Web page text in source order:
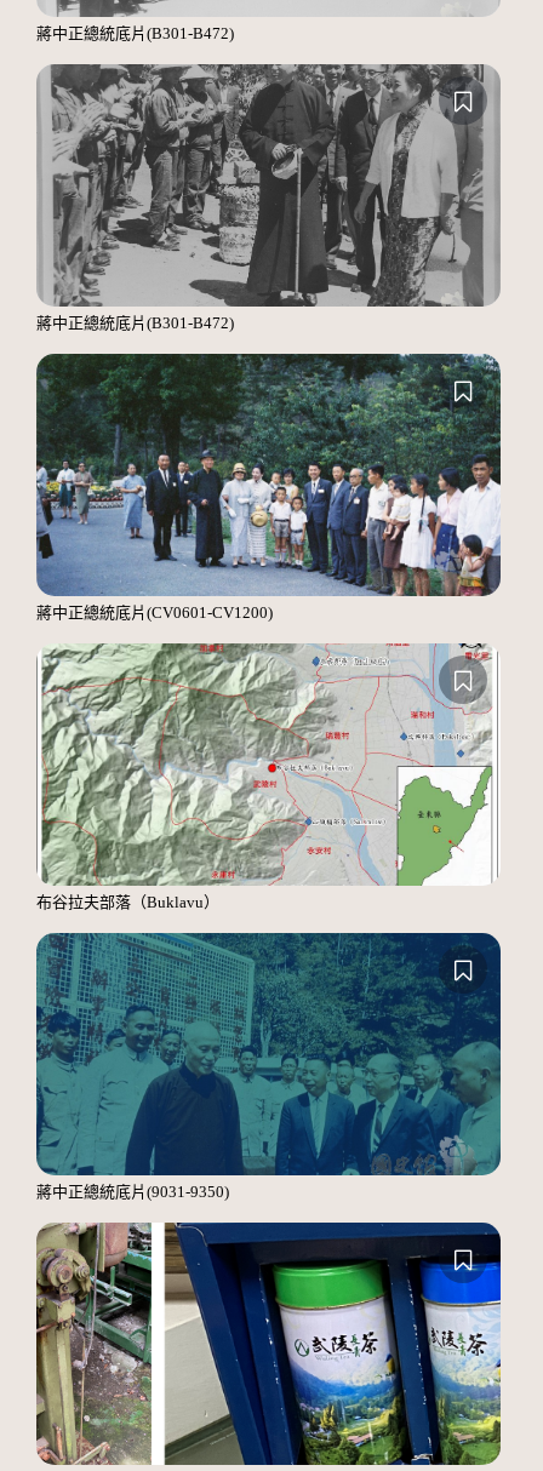
蔣中正總統底片(B301-B472)
蔣中正總統底片(B301-B472)
蔣中正總統底片(CV0601-CV1200)
布谷拉夫部落（Buklavu）
蔣中正總統底片(9031-9350)